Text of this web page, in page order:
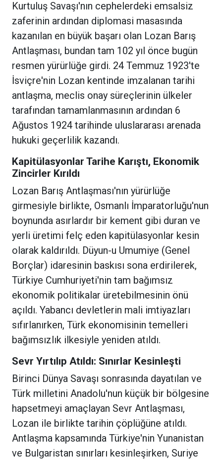
Kurtuluş Savaşı'nın cephelerdeki emsalsiz
zaferinin ardından diplomasi masasında
kazanılan en büyük başarı olan Lozan Barış
Antlaşması, bundan tam 102 yıl önce bugün
resmen yürürlüğe girdi. 24 Temmuz 1923'te
İsviçre'nin Lozan kentinde imzalanan tarihi
antlaşma, meclis onay süreçlerinin ülkeler
tarafından tamamlanmasının ardından 6
Ağustos 1924 tarihinde uluslararası arenada
hukuki geçerlilik kazandı.
Kapitülasyonlar Tarihe Karıştı, Ekonomik
Zincirler Kırıldı
Lozan Barış Antlaşması'nın yürürlüğe
girmesiyle birlikte, Osmanlı İmparatorluğu'nun
boynunda asırlardır bir kement gibi duran ve
yerli üretimi felç eden kapitülasyonlar kesin
olarak kaldırıldı. Düyun-u Umumiye (Genel
Borçlar) idaresinin baskısı sona erdirilerek,
Türkiye Cumhuriyeti'nin tam bağımsız
ekonomik politikalar üretebilmesinin önü
açıldı. Yabancı devletlerin mali imtiyazları
sıfırlanırken, Türk ekonomisinin temelleri
bağımsızlık ilkesiyle yeniden atıldı.
Sevr Yırtılıp Atıldı: Sınırlar Kesinleşti
Birinci Dünya Savaşı sonrasında dayatılan ve
Türk milletini Anadolu'nun küçük bir bölgesine
hapsetmeyi amaçlayan Sevr Antlaşması,
Lozan ile birlikte tarihin çöplüğüne atıldı.
Antlaşma kapsamında Türkiye'nin Yunanistan
ve Bulgaristan sınırları kesinleşirken, Suriye